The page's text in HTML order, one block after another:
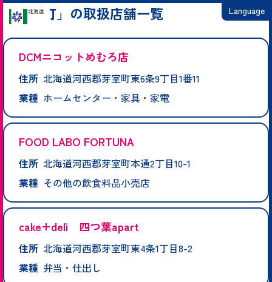
Language
한국어
「芽室町」の取扱店舗一覧
DCMニコットめむろ店
住所 北海道河西郡芽室町東6条9丁目1番11
業種 ホームセンター・家具・家電
FOOD LABO FORTUNA
住所 北海道河西郡芽室町本通2丁目10-1
業種 その他の飲食料品小売店
cake+deli 四つ葉apart
住所 北海道河西郡芽室町東4条1丁目8-2
業種 弁当・仕出し